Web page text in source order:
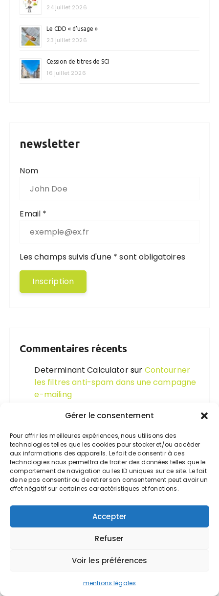
Gérer le consentement
Pour offrir les meilleures expériences, nous utilisons des
technologies telles que les cookies pour stocker et/ou accéder
aux informations des appareils. Le fait de consentir à ces
technologies nous permettra de traiter des données telles que le
comportement de navigation ou les ID uniques sur ce site. Le fait
de ne pas consentir ou de retirer son consentement peut avoir un
effet négatif sur certaines caractéristiques et fonctions.
Accepter
Refuser
Voir les préférences
mentions légales
24 juillet 2026
Le CDD « d’usage »
23 juillet 2026
Cession de titres de SCI
16 juillet 2026
newsletter
Nom
Email *
Les champs suivis d'une * sont obligatoires
Commentaires récents
Determinant Calculatorsur Contourner
les filtres anti-spam dans une campagne
e-mailing
surPréparer sa demande de
Department of Computer Sciencesur
Connaître et maîtriser votre taux de
marge
Department of Computer Sciencesur
Personne morale et personne physique,
quelle différence ?
Expert-comptable Valoxy
blanchiment